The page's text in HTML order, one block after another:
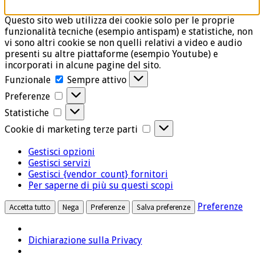
Questo sito web utilizza dei cookie solo per le proprie
funzionalità tecniche (esempio antispam) e statistiche, non
vi sono altri cookie se non quelli relativi a video e audio
presenti su altre piattaforme (esempio Youtube) e
incorporati in alcune pagine del sito.
Funzionale
Funzionale
Sempre attivo
Preferenze
Preferenze
Statistiche
Statistiche
Cookie di marketing terze parti
Cookie
di
parti
Gestisci opzioni
Gestisci servizi
Gestisci {vendor_count} fornitori
Per saperne di più su questi scopi
Accetta tutto Nega Preferenze Salva preferenze Preferenze
Dichiarazione sulla Privacy